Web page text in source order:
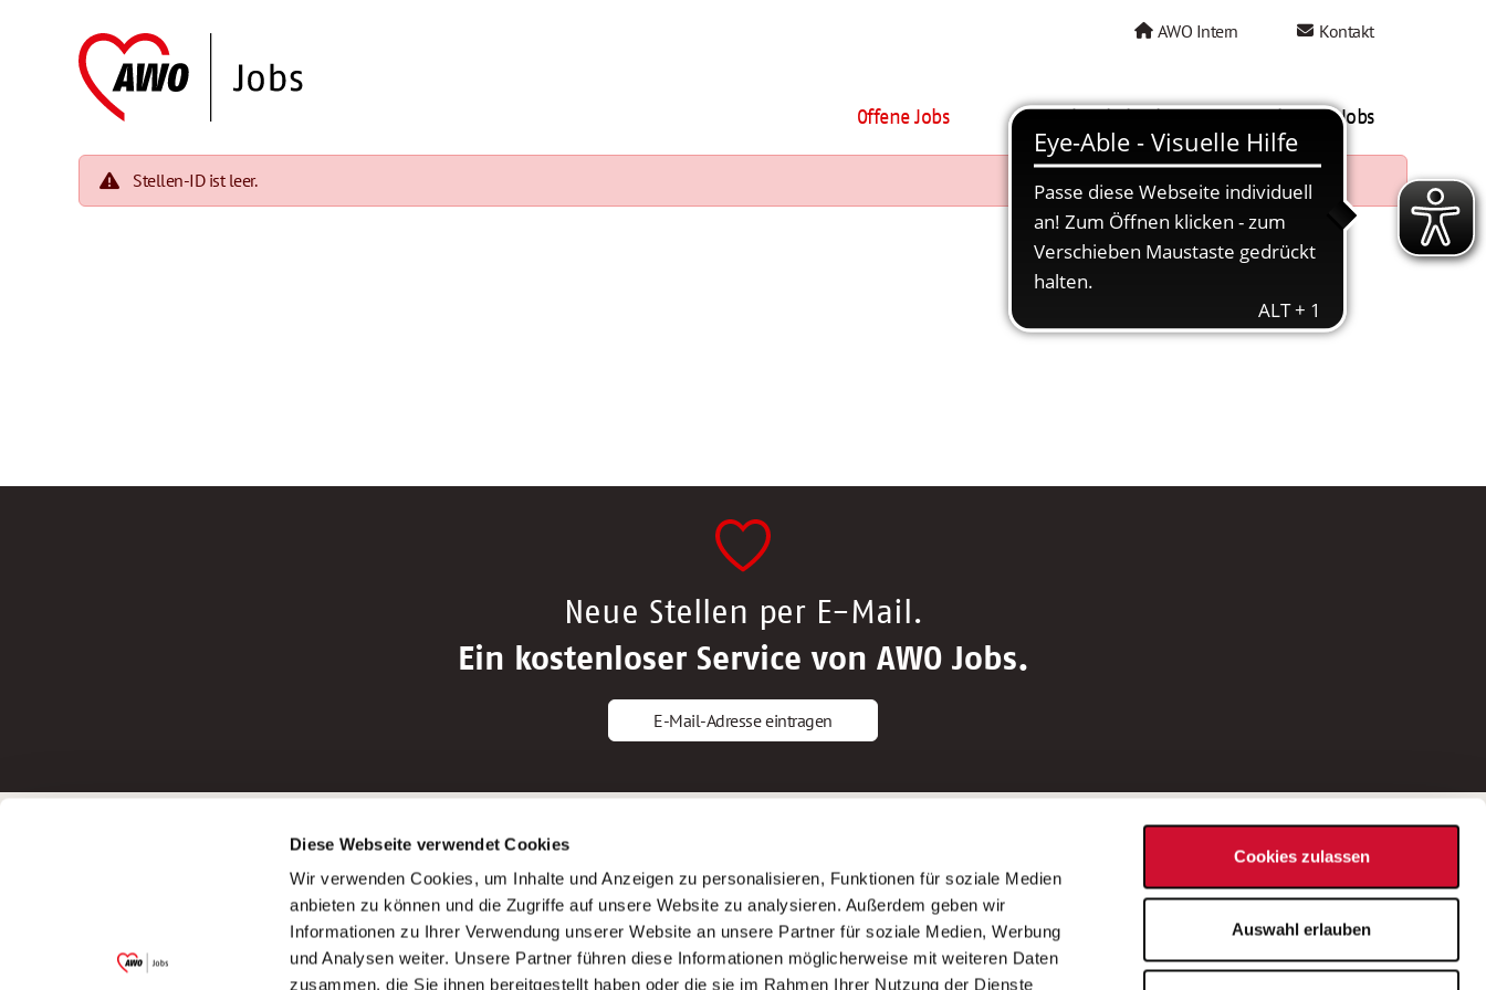
Diese Webseite verwendet Cookies
Wir verwenden Cookies, um Inhalte und Anzeigen zu personalisieren, Funktionen für soziale Medien
anbieten zu können und die Zugriffe auf unsere Website zu analysieren. Außerdem geben wir
Informationen zu Ihrer Verwendung unserer Website an unsere Partner für soziale Medien, Werbung
und Analysen weiter. Unsere Partner führen diese Informationen möglicherweise mit weiteren Daten
zusammen, die Sie ihnen bereitgestellt haben oder die sie im Rahmen Ihrer Nutzung der Dienste
Cookies zulassen
Auswahl erlauben
AWO Intern Kontakt
Offene Jobs AWO als Arbeitgeber Mein AWO Jobs
Stellen-ID ist leer.
Neue Stellen per E-Mail.
Ein kostenloser Service von AWO Jobs.
E-Mail-Adresse eintragen
Garitz Bewirtschaftungsbetriebe GmbH
(Ein Tochterunternehmen des AWO
Bezirksverbandes Unterfranken e.V.)
Bewerbungstipps
Bewerbung als Altenpfleger*in
Bewerbung als Krankenpfleger*in
Bewerbung als Altenpflegehelfer*in
Bewerbung als Erzieher*in
AWO Gliederungen nach Bundesland
Stellenangebote nach Bundesländern
Sitemap
Impressum
Datenschutz
Bei Fragen zu einer Stellenausschreibung
wenden Sie sich bitte an die*den in der
Stellenausschreibung genannte*n